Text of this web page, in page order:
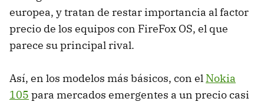
europea, y tratan de restar importancia al factor
precio de los equipos con FireFox OS, el que
parece su principal rival.
Así, en los modelos más básicos, con el Nokia
105 para mercados emergentes a un precio casi